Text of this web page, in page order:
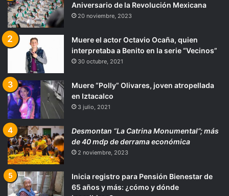
Aniversario de la Revolución Mexicana
20 noviembre, 2023
Muere el actor Octavio Ocaña, quien
interpretaba a Benito en la serie “Vecinos”
30 octubre, 2021
Muere “Polly” Olivares, joven atropellada
en Iztacalco
3 julio, 2021
Desmontan “La Catrina Monumental”; más
de 40 mdp de derrama económica
2 noviembre, 2023
Inicia registro para Pensión Bienestar de
65 años y más: ¿cómo y dónde